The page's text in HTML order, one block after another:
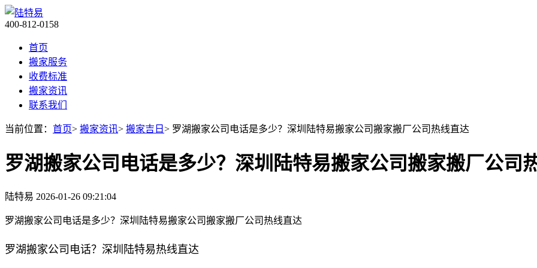
400-812-0158
首页
搬家服务
收费标准
搬家资讯
联系我们
当前位置： 首页> 搬家资讯> 搬家吉日 > 罗湖搬家公司电话是多少？深圳陆特易搬家公司搬家搬厂公司热线直达
罗湖搬家公司电话是多少？深圳陆特易搬家公司搬家搬厂公司
陆特易 2026-01-26 09:21:04
罗湖搬家公司电话是多少？深圳陆特易搬家公司搬家搬厂公司热线直达
罗湖搬家公司电话？深圳陆特易热线直达